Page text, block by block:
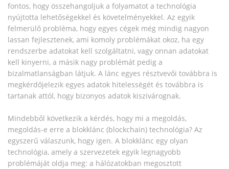
fontos, hogy összehangoljuk a folyamatot a technológia
nyújtotta lehetőségekkel és követelményekkel. Az egyik
felmerülő probléma, hogy egyes cégek még mindig nagyon
lassan fejlesztenek, ami komoly problémákat okoz, ha egy
rendszerbe adatokat kell szolgáltatni, vagy onnan adatokat
kell kinyerni, a másik nagy problémát pedig a
bizalmatlanságban látjuk. A lánc egyes résztvevői továbbra is
megkérdőjelezik egyes adatok hitelességét és továbbra is
tartanak attól, hogy bizonyos adatok kiszivárognak.
Mindebből következik a kérdés, hogy mi a megoldás,
megoldás-e erre a blokklánc (blockchain) technológia? Az
egyszerű válaszunk, hogy igen. A blokklánc egy olyan
technológia, amely a szervezetek egyik legnagyobb
problémáját oldja meg: a hálózatokban megosztott